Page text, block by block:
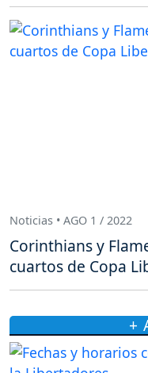
Noticias • AGO 1 / 2022
Corinthians y
cuartos de Copa
+